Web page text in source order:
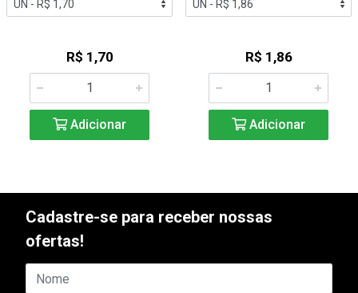
R$ 1,70
Adicionar
R$ 1,86
Adicionar
Cadastre-se para receber nossas
ofertas!